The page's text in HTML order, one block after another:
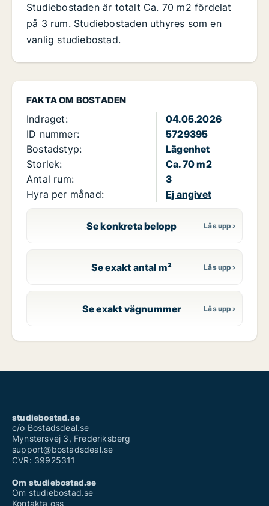
FAKTA OM BOSTADEN
Indraget:
04.05.2026
ID nummer:
5729395
Bostadstyp:
Lägenhet
Storlek:
Ca. 70 m2
Antal rum:
3
Hyra per månad:
Ej angivet
Se konkreta belopp
Se exakt antal m²
Se exakt vägnummer
Studiebostaden är totalt Ca. 70 m2 fördelat
på 3 rum. Studiebostaden uthyres som en
vanlig studiebostad.
studiebostad.se
c/o Bostadsdeal.se
Mynstersvej 3, Frederiksberg
support@bostadsdeal.se
CVR: 39925311
Om studiebostad.se
Om studiebostad.se
Kontakta oss